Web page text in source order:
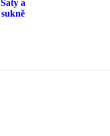
Šaty a
sukně